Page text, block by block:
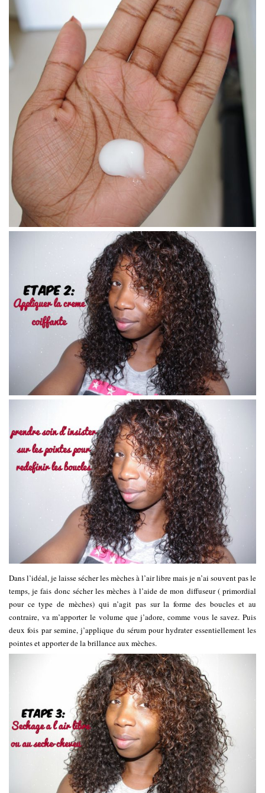
Dans l’idéal, je laisse sécher les mèches à l’air libre mais je n’ai souvent pas le
temps, je fais donc sécher les mèches à l’aide de mon diffuseur ( primordial
pour ce type de mèches) qui n’agit pas sur la forme des boucles et au
contraire, va m’apporter le volume que j’adore, comme vous le savez. Puis
deux fois par semine, j’applique du sérum pour hydrater essentiellement les
pointes et apporter de la brillance aux mèches.